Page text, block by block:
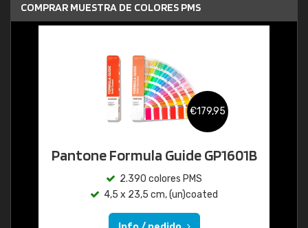
COMPRAR MUESTRA DE COLORES PMS
€179,95
Pantone Formula Guide GP1601B
2.390 colores PMS
4,5 x 23,5 cm, (un)coated